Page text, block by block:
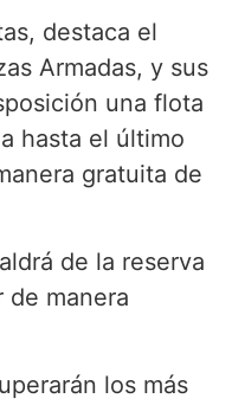
destaca el
Armadas, y sus
una flota
hasta el último
gratuita de
de la reserva
de manera
los más